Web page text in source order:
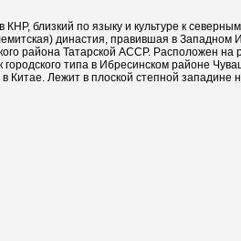
близкий по языку и культуре к
династия, правившая в
района Татарской АССР. Расположен на
городского типа в Ибресинском районе
Китае. Лежит в плоской степной западине